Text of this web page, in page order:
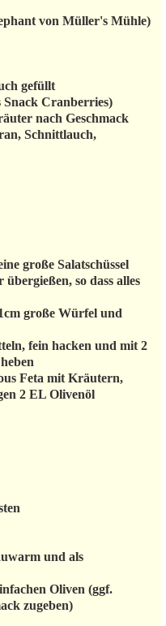
von Müller's Mühle)
gefüllt
Cranberries)
nach Geschmack
Schnittlauch,
große Salatschüssel
so dass alles
große Würfel und
fein hacken und mit 2
Feta mit Kräutern,
2 EL Olivenöl
und als
Oliven (ggf.
zugeben)